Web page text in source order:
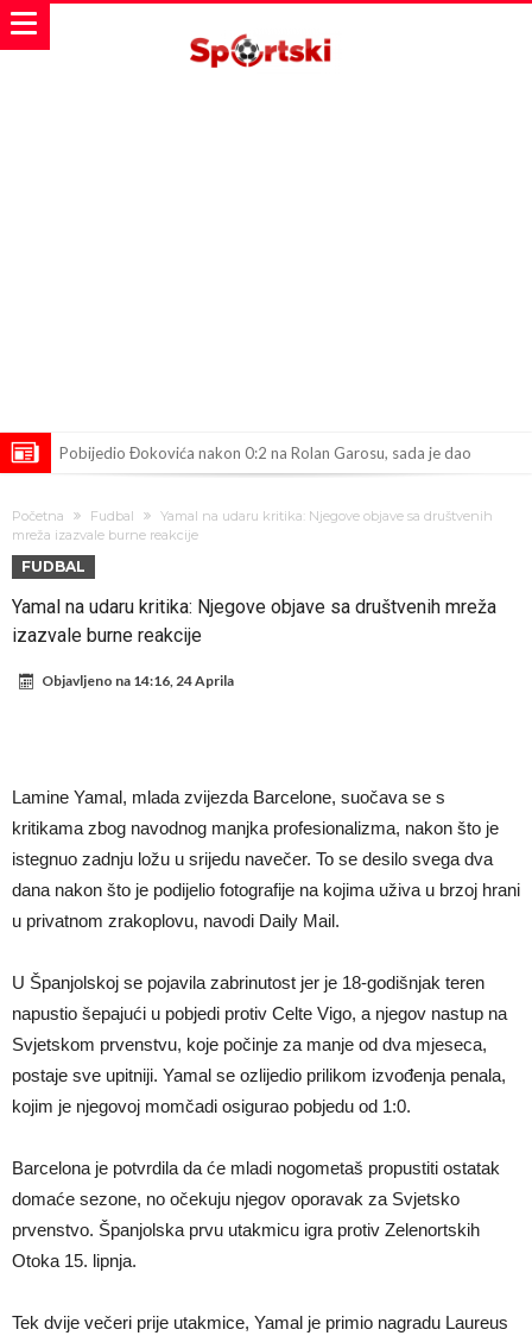
Pobijedio Đokovića nakon 0:2 na Rolan Garosu, sada je dao
daleko”
Koliko traži PSG i koji je Liverpulov “plafon” za Bredlija Barkolu?
Prva ponuda za Rafaela Leaa – odbijena!
Zašto je nepoznati italijanski petoligaš dobio nevjerovatan stadion
igrača!
Početna Fudbal
Yamal na udaru kritika: Njegove objave sa društvenih
mreža izazvale burne reakcije
FUDBAL
Yamal na udaru kritika: Njegove objave sa društvenih mreža
izazvale burne reakcije
Objavljeno na 14:16, 24 Aprila
Lamine Yamal, mlada zvijezda Barcelone, suočava se s
kritikama zbog navodnog manjka profesionalizma, nakon što je
istegnuo zadnju ložu u srijedu navečer. To se desilo svega dva
dana nakon što je podijelio fotografije na kojima uživa u brzoj hrani
u privatnom zrakoplovu, navodi Daily Mail.
U Španjolskoj se pojavila zabrinutost jer je 18-godišnjak teren
napustio šepajući u pobjedi protiv Celte Vigo, a njegov nastup na
Svjetskom prvenstvu, koje počinje za manje od dva mjeseca,
postaje sve upitniji. Yamal se ozlijedio prilikom izvođenja penala,
kojim je njegovoj momčadi osigurao pobjedu od 1:0.
Barcelona je potvrdila da će mladi nogometaš propustiti ostatak
domaće sezone, no očekuju njegov oporavak za Svjetsko
prvenstvo. Španjolska prvu utakmicu igra protiv Zelenortskih
Otoka 15. lipnja.
Tek dvije večeri prije utakmice, Yamal je primio nagradu Laureus